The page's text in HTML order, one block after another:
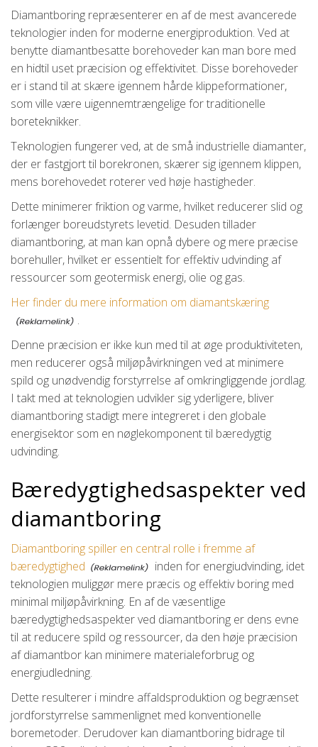
Diamantboring repræsenterer en af de mest avancerede
teknologier inden for moderne energiproduktion. Ved at
benytte diamantbesatte borehoveder kan man bore med
en hidtil uset præcision og effektivitet. Disse borehoveder
er i stand til at skære igennem hårde klippeformationer,
som ville være uigennemtrængelige for traditionelle
boreteknikker.
Teknologien fungerer ved, at de små industrielle diamanter,
der er fastgjort til borekronen, skærer sig igennem klippen,
mens borehovedet roterer ved høje hastigheder.
Dette minimerer friktion og varme, hvilket reducerer slid og
forlænger boreudstyrets levetid. Desuden tillader
diamantboring, at man kan opnå dybere og mere præcise
borehuller, hvilket er essentielt for effektiv udvinding af
ressourcer som geotermisk energi, olie og gas.
Her finder du mere information om diamantskæring
.
Denne præcision er ikke kun med til at øge produktiviteten,
men reducerer også miljøpåvirkningen ved at minimere
spild og unødvendig forstyrrelse af omkringliggende jordlag.
I takt med at teknologien udvikler sig yderligere, bliver
diamantboring stadigt mere integreret i den globale
energisektor som en nøglekomponent til bæredygtig
udvinding.
Bæredygtighedsaspekter ved
diamantboring
Diamantboring spiller en central rolle i fremme af
bæredygtighed
inden for energiudvinding, idet
teknologien muliggør mere præcis og effektiv boring med
minimal miljøpåvirkning. En af de væsentlige
bæredygtighedsaspekter ved diamantboring er dens evne
til at reducere spild og ressourcer, da den høje præcision
af diamantbor kan minimere materialeforbrug og
energiudledning.
Dette resulterer i mindre affaldsproduktion og begrænset
jordforstyrrelse sammenlignet med konventionelle
boremetoder. Derudover kan diamantboring bidrage til